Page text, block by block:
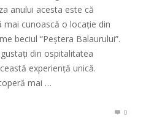
anului acesta este că
cunoască o locație din
beciul “Peștera Balaurului”.
din ospitalitatea
experiență unică.
mai …
0